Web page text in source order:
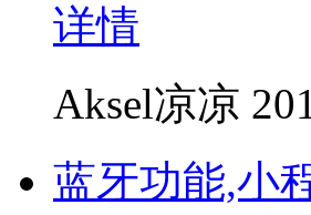
详情
Aksel凉凉
蓝牙功能,小